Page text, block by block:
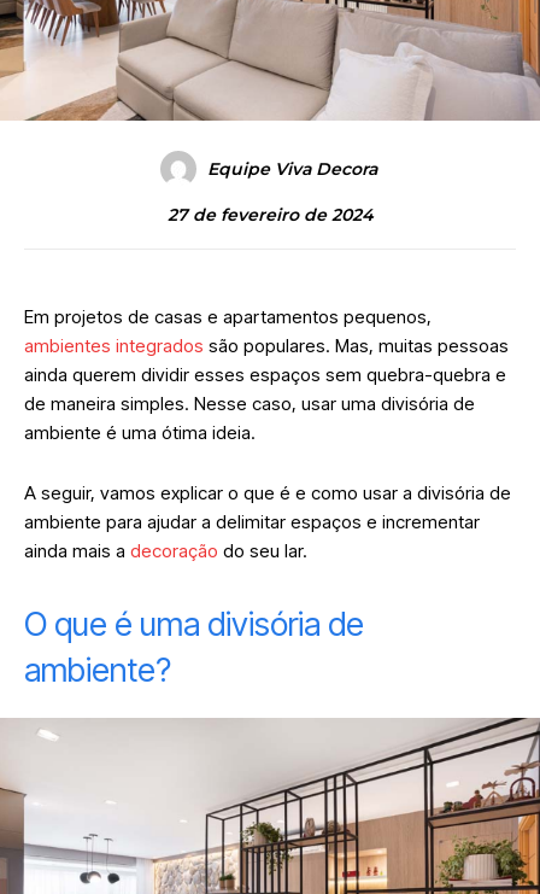
Equipe Viva Decora
27 de fevereiro de 2024
Em projetos de casas e apartamentos pequenos,
ambientes integrados são populares. Mas, muitas pessoas
ainda querem dividir esses espaços sem quebra-quebra e
de maneira simples. Nesse caso, usar uma divisória de
ambiente é uma ótima ideia.
A seguir, vamos explicar o que é e como usar a divisória de
ambiente para ajudar a delimitar espaços e incrementar
ainda mais a decoração do seu lar.
O que é uma divisória de
ambiente?